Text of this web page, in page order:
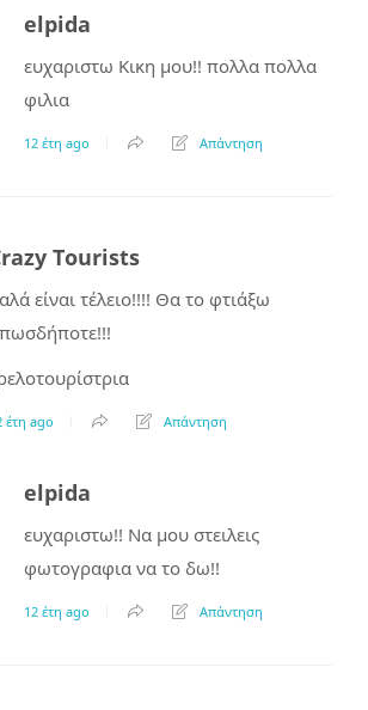
elpida
ευχαριστω Κικη μου!! πολλα πολλα
φιλια
12 έτη ago Απάντηση
Tourists
είναι τέλειο!!!! Θα το φτιάξω
έτη ago Απάντηση
elpida
ευχαριστω!! Να μου στειλεις
φωτογραφια να το δω!!
12 έτη ago Απάντηση